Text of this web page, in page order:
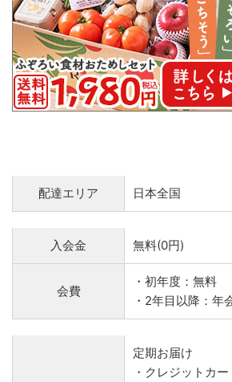
配達エリア 日本全国
入会金 無料(0円)
会費
・初年度：無料
・2年目以降：年
定期お届け
・クレジットカー